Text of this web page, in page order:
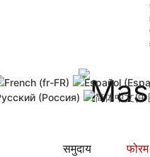
समुदाय फोरम